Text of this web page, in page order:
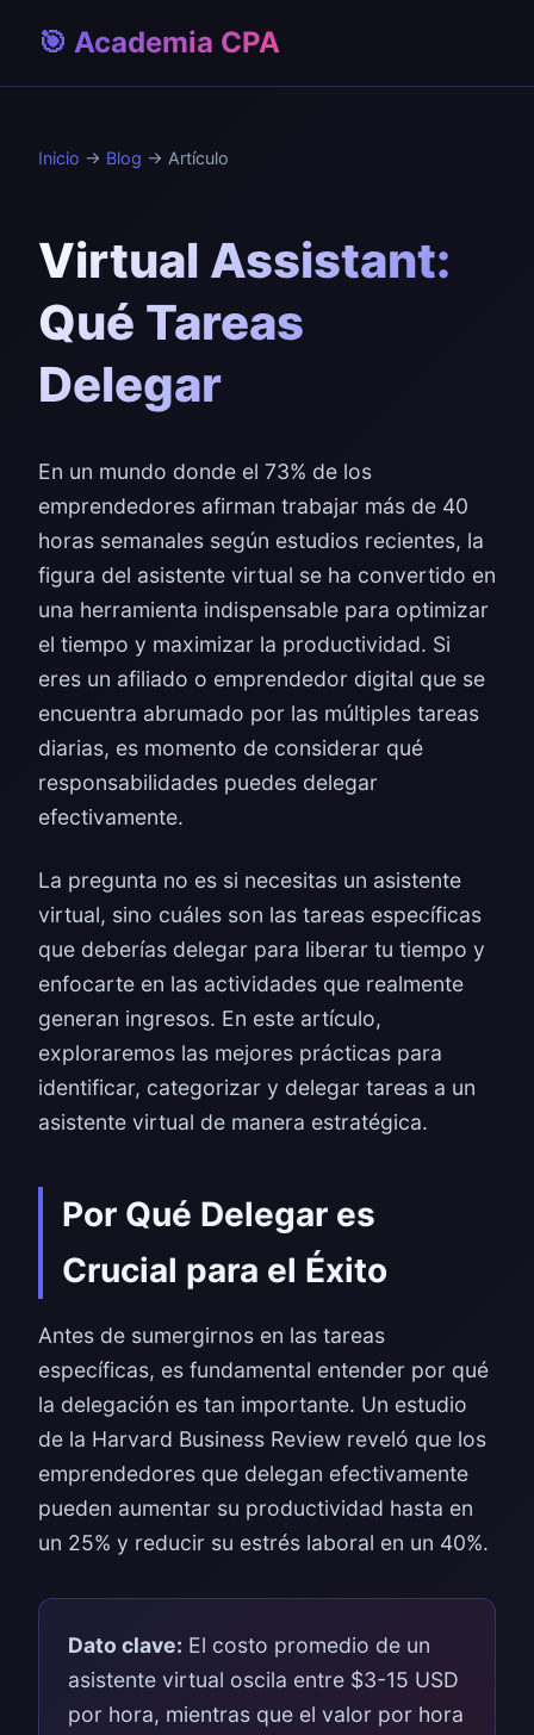
🎯 Academia CPA
Inicio → Blog → Artículo
Virtual Assistant:
Qué Tareas
Delegar
En un mundo donde el 73% de los
emprendedores afirman trabajar más de 40
horas semanales según estudios recientes, la
figura del asistente virtual se ha convertido en
una herramienta indispensable para optimizar
el tiempo y maximizar la productividad. Si
eres un afiliado o emprendedor digital que se
encuentra abrumado por las múltiples tareas
diarias, es momento de considerar qué
responsabilidades puedes delegar
efectivamente.
La pregunta no es si necesitas un asistente
virtual, sino cuáles son las tareas específicas
que deberías delegar para liberar tu tiempo y
enfocarte en las actividades que realmente
generan ingresos. En este artículo,
exploraremos las mejores prácticas para
identificar, categorizar y delegar tareas a un
asistente virtual de manera estratégica.
Por Qué Delegar es
Crucial para el Éxito
Antes de sumergirnos en las tareas
específicas, es fundamental entender por qué
la delegación es tan importante. Un estudio
de la Harvard Business Review reveló que los
emprendedores que delegan efectivamente
pueden aumentar su productividad hasta en
un 25% y reducir su estrés laboral en un 40%.
Dato clave: El costo promedio de un
asistente virtual oscila entre $3-15 USD
por hora, mientras que el valor por hora